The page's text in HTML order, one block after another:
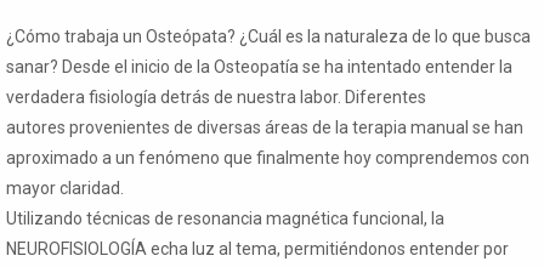
¿Cómo trabaja un Osteópata? ¿Cuál es la naturaleza de lo que busca
sanar? Desde el inicio de la Osteopatía se ha intentado entender la
verdadera fisiología detrás de nuestra labor. Diferentes
autores provenientes de diversas áreas de la terapia manual se han
aproximado a un fenómeno que finalmente hoy comprendemos con
mayor claridad.
Utilizando técnicas de resonancia magnética funcional, la
NEUROFISIOLOGÍA echa luz al tema, permitiéndonos entender por